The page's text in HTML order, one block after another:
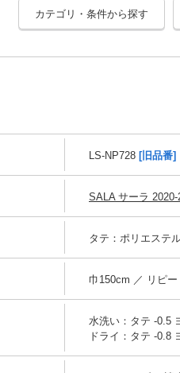
カテゴリ・条件から探す
LS-NP728 [旧品番]
SALA サーラ 2020-
タテ：ポリエステ
巾150cm ／ リピ
水洗い：タテ -0.5
ドライ：タテ -0.8